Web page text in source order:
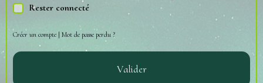
Rester connecté
Créer un compte | Mot de passe perdu ?
Valider